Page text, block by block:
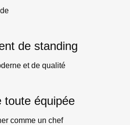
de standing
et de qualité
toute équipée
comme un chef